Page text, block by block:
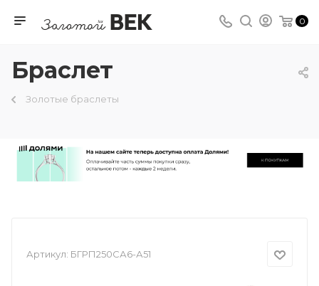
0
Браслет
Золотые браслеты
Артикул: БГРП250СА6-А51